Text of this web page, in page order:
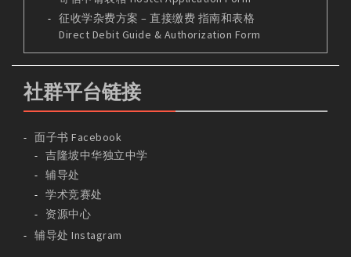
征收学杂费方案 – 直接缴费 指南和表格
Direct Debit Guide & Authorization Form
社群平台链接
面子书 Facebook
吉隆坡中华独立中学
辅导处
学术竞赛处
资源中心
辅导处 Instagram